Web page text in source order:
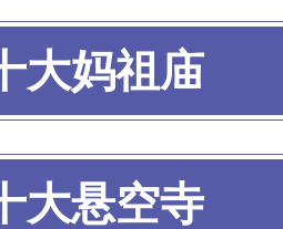
大妈祖庙
大悬空寺